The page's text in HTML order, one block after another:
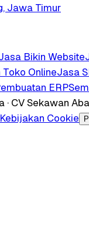
Jawa Timur
Bikin Website
OnlineJasa
ERP
CV Sekawan
Kebijakan Cookie